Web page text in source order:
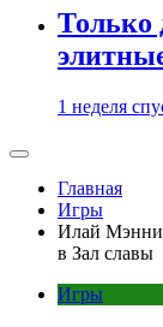
Только
1 неделя
Главная
Игры
Илай
в Зал славы
Игры